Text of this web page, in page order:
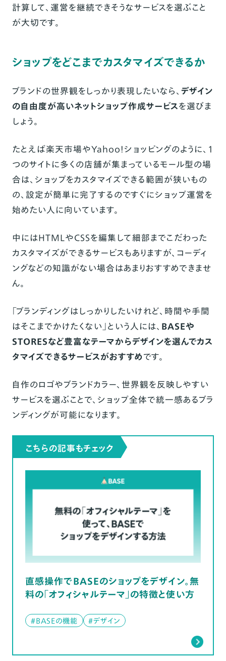
計算して、運営を継続できそうなサービスを選ぶこと
が大切です。
ショップをどこまでカスタマイズできるか
ブランドの世界観をしっかり表現したいなら、 デザイン
の自由度が高いネットショップ作成サービスを選びま
しょう。
たとえば楽天市場やYahoo!ショッピングのように、1
つのサイトに多くの店舗が集まっているモール型の場
合は、ショップをカスタマイズできる範囲が狭いもの
の、設定が簡単に完了するのですぐにショップ運営を
始めたい人に向いています。
中にはHTMLやCSSを編集して細部までこだわった
カスタマイズができるサービスもありますが、コーディ
ングなどの知識がない場合はあまりおすすめできませ
ん。
「ブランディングはしっかりしたいけれど、時間や手間
はそこまでかけたくない」という人には、 BASEや
STORESなど豊富なテーマからデザインを選んでカス
タマイズできるサービスがおすすめです。
自作のロゴやブランドカラー、世界観を反映しやすい
サービスを選ぶことで、ショップ全体で統一感あるブラ
ンディングが可能になります。
こちらの記事もチェック
直感操作でBASEのショップをデザイン。無
料の「オフィシャルテーマ」の特徴と使い方
#BASEの機能 #デザイン